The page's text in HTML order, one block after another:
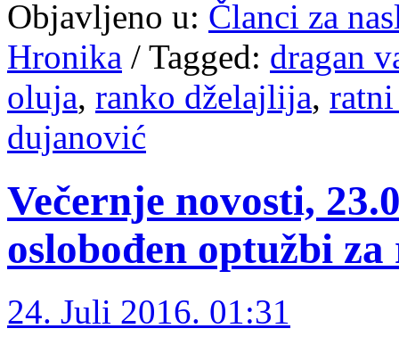
Objavljeno u: Članci za
Hronika / Tagged: dragan
oluja, ranko dželajlija,
dujanović
Večernje novosti,
oslobođen optužbi
24. Juli 2016. 01:31